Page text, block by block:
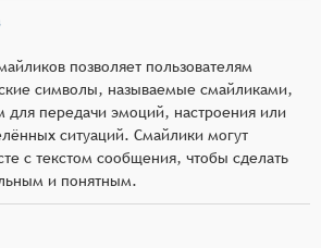
позволяет пользователям
символы, называемые смайликами,
для передачи эмоций, настроения или
ситуаций. Смайлики могут
с текстом сообщения, чтобы сделать
и понятным.